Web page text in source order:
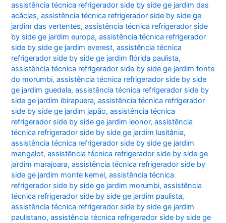
assistência técnica refrigerador side by side ge jardim das
acácias,assistência técnica refrigerador side by side ge
jardim das vertentes,assistência técnica refrigerador side
by side ge jardim europa,assistência técnica refrigerador
side by side ge jardim everest,assistência técnica
refrigerador side by side ge jardim flórida paulista,
assistência técnica refrigerador side by side ge jardim fonte
do morumbi,assistência técnica refrigerador side by side
ge jardim guedala,assistência técnica refrigerador side by
side ge jardim ibirapuera,assistência técnica refrigerador
side by side ge jardim japão,assistência técnica
refrigerador side by side ge jardim leonor,assistência
técnica refrigerador side by side ge jardim lusitânia,
assistência técnica refrigerador side by side ge jardim
mangalot,assistência técnica refrigerador side by side ge
jardim marajoara,assistência técnica refrigerador side by
side ge jardim monte kemel,assistência técnica
refrigerador side by side ge jardim morumbi,assistência
técnica refrigerador side by side ge jardim paulista,
assistência técnica refrigerador side by side ge jardim
paulistano,assistência técnica refrigerador side by side ge